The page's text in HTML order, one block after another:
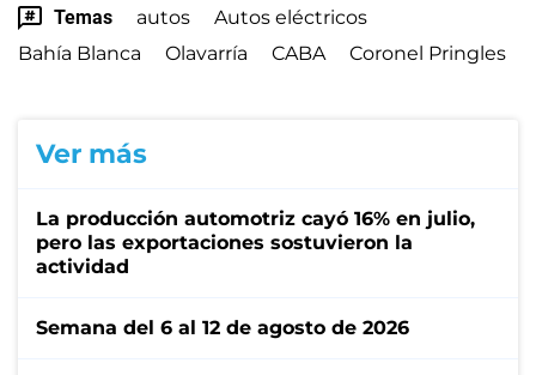
Temas autos
Autos eléctricos
Bahía Blanca
Olavarría CABA Coronel Pringles
Ver más
La producción automotriz cayó 16% en julio,
pero las exportaciones sostuvieron la
actividad
Semana del 6 al 12 de agosto de 2026